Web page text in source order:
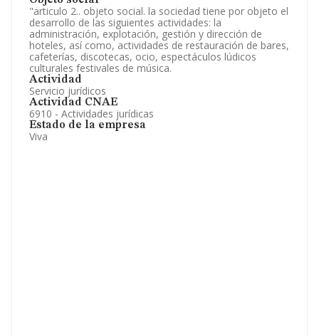
"articulo 2.. objeto social. la sociedad tiene por objeto el
desarrollo de las siguientes actividades: la
administración, explotación, gestión y dirección de
hoteles, así como, actividades de restauración de bares,
cafeterías, discotecas, ocio, espectáculos lúdicos
culturales festivales de música.
Actividad
Servicio jurídicos
Actividad CNAE
6910 - Actividades jurídicas
Estado de la empresa
Viva